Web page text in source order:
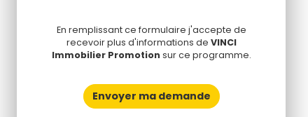
En remplissant ce formulaire j'accepte de
recevoir plus d'informations de VINCI
Immobilier Promotion sur ce programme.
Envoyer ma demande